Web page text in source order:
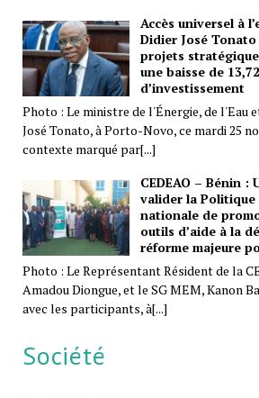
Accès universel à
Didier José
projets
une baisse de
d’investissement
Photo : Le ministre de l'Énergie, de l'Eau
José Tonato, à Porto-Novo, ce mardi 25
contexte marqué par[...]
CEDEAO – Bénin :
valider la
nationale de
outils d’aide à la
réforme majeure
Photo : Le Représentant Résident de la
Amadou Diongue, et le SG MEM, Kanon
avec les participants, à[...]
Société